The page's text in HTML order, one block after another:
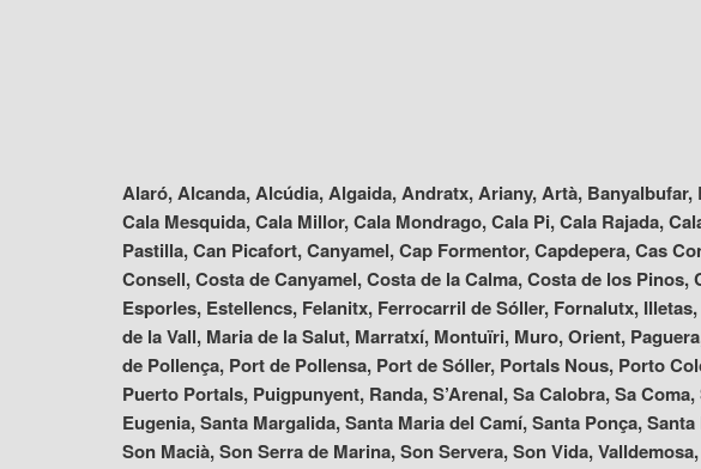
Alaró, Alcanda, Alcúdia, Algaida, Andratx, Ariany, Artà,
Cala Mesquida, Cala Millor, Cala Mondrago, Cala Pi, Cala Rajada,
Pastilla, Can Picafort, Canyamel, Cap Formentor, Capdepera, Cas
Consell, Costa de Canyamel, Costa de la Calma, Costa de los
Esporles, Estellencs, Felanitx, Ferrocarril de Sóller, Fornalutx,
de la Vall, Maria de la Salut, Marratxí, Montuïri, Muro, Orient,
de Pollença, Port de Pollensa, Port de Sóller, Portals Nous, Porto
Puerto Portals, Puigpunyent, Randa, S’Arenal, Sa Calobra, Sa
Eugenia, Santa Margalida, Santa Maria del Camí, Santa Ponça,
Son Macià, Son Serra de Marina, Son Servera, Son Vida,